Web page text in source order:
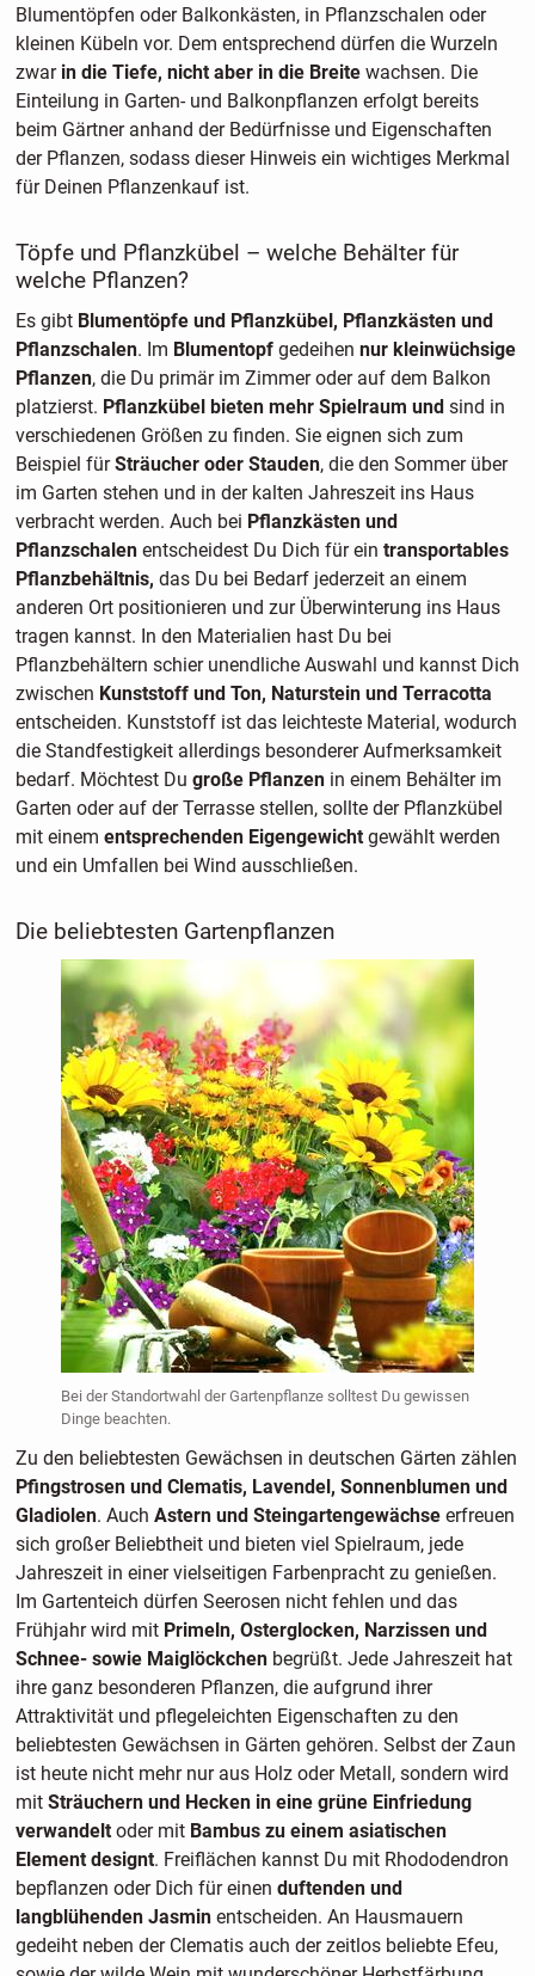
Blumentöpfen oder Balkonkästen, in Pflanzschalen oder
kleinen Kübeln vor. Dem entsprechend dürfen die Wurzeln
zwarin die Tiefe, nicht aber in die Breite wachsen. Die
Einteilung in Garten- und Balkonpflanzen erfolgt bereits
beim Gärtner anhand der Bedürfnisse und Eigenschaften
der Pflanzen, sodass dieser Hinweis ein wichtiges Merkmal
für Deinen Pflanzenkauf ist.
Töpfe und Pflanzkübel – welche Behälter für
welche Pflanzen?
Es gibtBlumentöpfe und Pflanzkübel, Pflanzkästen und
Pflanzschalen. Im Blumentopf gedeihen nur kleinwüchsige
Pflanzen, die Du primär im Zimmer oder auf dem Balkon
platzierst. Pflanzkübel bieten mehr Spielraum und sind in
verschiedenen Größen zu finden. Sie eignen sich zum
Beispiel fürSträucher oder Stauden, die den Sommer über
im Garten stehen und in der kalten Jahreszeit ins Haus
verbracht werden. Auch bei Pflanzkästen und
Pflanzschalenentscheidest Du Dich für ein transportables
Pflanzbehältnis, das Du bei Bedarf jederzeit an einem
anderen Ort positionieren und zur Überwinterung ins Haus
tragen kannst. In den Materialien hast Du bei
Pflanzbehältern schier unendliche Auswahl und kannst Dich
zwischen Kunststoff und Ton, Naturstein und Terracotta
entscheiden. Kunststoff ist das leichteste Material, wodurch
die Standfestigkeit allerdings besonderer Aufmerksamkeit
bedarf. Möchtest Du große Pflanzenin einem Behälter im
Garten oder auf der Terrasse stellen, sollte der Pflanzkübel
mit einem entsprechenden Eigengewicht gewählt werden
und ein Umfallen bei Wind ausschließen.
Die beliebtesten Gartenpflanzen
Bei der Standortwahl der Gartenpflanze solltest Du gewissen
Dinge beachten.
Zu den beliebtesten Gewächsen in deutschen Gärten zählen
Pfingstrosen und Clematis, Lavendel, Sonnenblumen und
Gladiolen. Auch Astern und Steingartengewächseerfreuen
sich großer Beliebtheit und bieten viel Spielraum, jede
Jahreszeit in einer vielseitigen Farbenpracht zu genießen.
Im Gartenteich dürfen Seerosen nicht fehlen und das
Frühjahr wird mit Primeln, Osterglocken, Narzissen und
Schnee- sowie Maiglöckchen begrüßt. Jede Jahreszeit hat
ihre ganz besonderen Pflanzen, die aufgrund ihrer
Attraktivität und pflegeleichten Eigenschaften zu den
beliebtesten Gewächsen in Gärten gehören. Selbst der Zaun
ist heute nicht mehr nur aus Holz oder Metall, sondern wird
mit Sträuchern und Hecken in eine grüne Einfriedung
verwandelt oder mit Bambus zu einem asiatischen
Element designt. Freiflächen kannst Du mit Rhododendron
bepflanzen oder Dich für einen duftenden und
langblühenden Jasmin entscheiden. An Hausmauern
gedeiht neben der Clematis auch der zeitlos beliebte Efeu,